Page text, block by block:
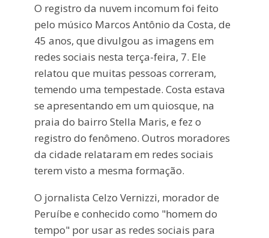
O registro da nuvem incomum foi feito
pelo músico Marcos Antônio da Costa, de
45 anos, que divulgou as imagens em
redes sociais nesta terça-feira, 7. Ele
relatou que muitas pessoas correram,
temendo uma tempestade. Costa estava
se apresentando em um quiosque, na
praia do bairro Stella Maris, e fez o
registro do fenômeno. Outros moradores
da cidade relataram em redes sociais
terem visto a mesma formação.
O jornalista Celzo Vernizzi, morador de
Peruíbe e conhecido como "homem do
tempo" por usar as redes sociais para